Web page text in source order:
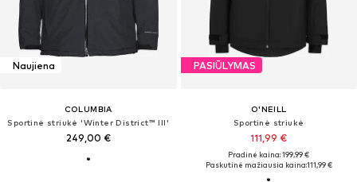
Naujiena
COLUMBIA
Sportinė striukė 'Winter District™ III'
249,00 €
PASIŪLYMAS
O'NEILL
Sportinė striukė
111,99 €
Pradinė kaina: 199,99 €
Paskutinė mažiausia kaina:111,99 €